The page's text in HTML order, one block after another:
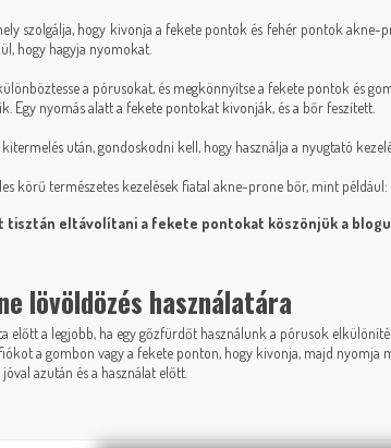
szolgálja, hogy kivonja a fekete pontok és fehér pontok
hogy hagyja nyomokat.
a pórusokat, és megkönnyítse a fekete pontok és
Egy nyomás alatt a fekete pontokat kivonják, és a bőr feszített.
után, gondoskodni kell, hogy használja a nyugtató
körű természetes kezelések fiatal akne-prone bőr, mint például:
tisztán eltávolítani a fekete pontokat köszönjük a
lövöldözés használatára
előtt a legjobb, ha egy gőzfürdőt használunk a pórusok
a gombon vagy a fekete ponton, hogy kivonja, majd nyomja
azután és a használat előtt.